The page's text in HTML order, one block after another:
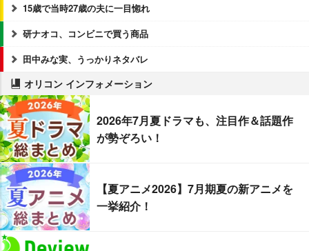
15歳で当時27歳の夫に一目惚れ
研ナオコ、コンビニで買う商品
田中みな実、うっかりネタバレ
オリコン インフォメーション
2026年7月夏ドラマも、注目作＆話題作
が勢ぞろい！
【夏アニメ2026】7月期夏の新アニメを
一挙紹介！